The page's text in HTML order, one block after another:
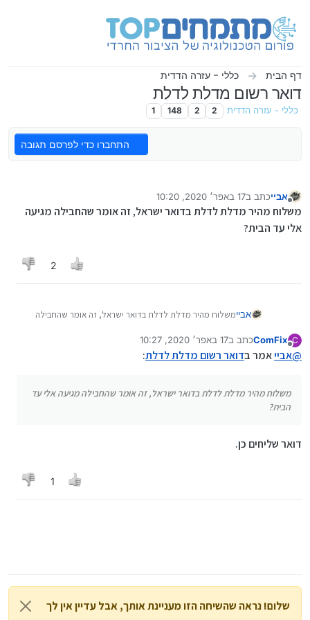
דף הבית כללי - עזרה הדדית
דואר רשום מדלת לדלת
כללי - עזרה הדדית 2
2
148
1
התחברו כדי לפרסם תגובה
מנותק
אבייכתב ב17 באפר׳ 2020, 10:20
נערך לאחרונה על ידי
משלוח מהיר מדלת לדלת בדואר ישראל, זה אומר שהחבילה מגיעה
אלי עד הבית?
2
אביימשלוח מהיר מדלת לדלת בדואר ישראל, זה אומר שהחבילה
C
ComFixכתב ב17 באפר׳ 2020, 10:27
נערך לאחרונה על ידי
@אבייאמר בדואר רשום מדלת לדלת:
משלוח מהיר מדלת לדלת בדואר ישראל, זה אומר שהחבילה מגיעה אלי עד
הבית?
דואר שליחים כן.
1
שלום! נראה שהשיחה הזו מעניינת אותך, אבל עדיין אין לך